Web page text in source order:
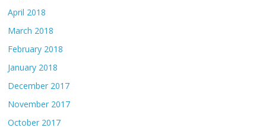
April 2018
March 2018
February 2018
January 2018
December 2017
November 2017
October 2017